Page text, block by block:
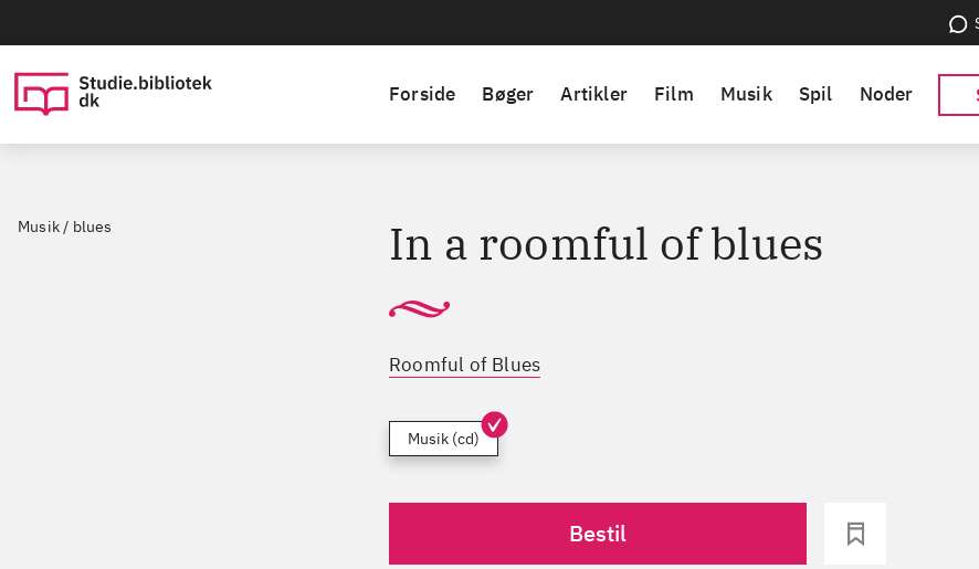
Forside Bøger Artikler Film Musik Spil Noder
Musik / blues In a roomful of blues
Roomful of Blues
Musik (cd)
Bestil